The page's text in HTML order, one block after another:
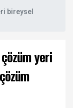
bireysel
yeri